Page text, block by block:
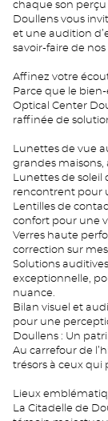
chaque son
Doullens vous
et une audition
savoir-faire de nos
Affinez votre
Parce que le
Optical Center
raffinée de
Lunettes de vue
grandes maisons,
Lunettes de soleil
rencontrent pour
Lentilles de
confort pour une
Verres haute
correction sur
Solutions
exceptionnelle,
nuance.
Bilan visuel et
pour une
Doullens : Un
Au carrefour de
trésors à ceux qui
Lieux
La Citadelle de